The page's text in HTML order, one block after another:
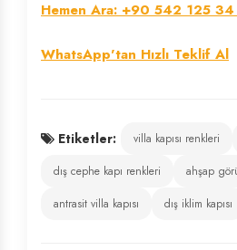
Hemen Ara: +90 542 125
WhatsApp'tan Hızlı Teklif Al
Etiketler: villa kapısı renkleri
dış cephe kapı renkleri
ahşap
antrasit villa kapısı
dış iklim kapısı